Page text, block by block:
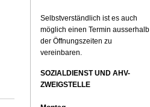
Selbstverständlich ist es auch
möglich einen Termin ausserhalb
der Öffnungszeiten zu
vereinbaren.
SOZIALDIENST UND AHV-
ZWEIGSTELLE